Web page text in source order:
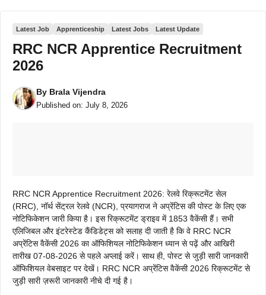
Latest Job Apprenticeship Latest Jobs Latest Update
RRC NCR Apprentice Recruitment
2026
By Brala Vijendra
Published on: July 8, 2026
RRC NCR Apprentice Recruitment 2026: रेलवे रिक्रूटमेंट सेल
(RRC), नॉर्थ सेंट्रल रेलवे (NCR), प्रयागराज ने अप्रेंटिस की पोस्ट के लिए एक
नोटिफिकेशन जारी किया है। इस रिक्रूटमेंट ड्राइव में 1853 वैकेंसी हैं। सभी
एलिजिबल और इंटरेस्टेड कैंडिडेट्स को सलाह दी जाती है कि वे RRC NCR
अप्रेंटिस वैकेंसी 2026 का ऑफिशियल नोटिफिकेशन ध्यान से पढ़ें और आखिरी
तारीख 07-08-2026 से पहले अप्लाई करें। साथ ही, पोस्ट से जुड़ी सारी जानकारी
ऑफिशियल वेबसाइट पर देखें। RRC NCR अप्रेंटिस वैकेंसी 2026 रिक्रूटमेंट से
जुड़ी सारी ज़रूरी जानकारी नीचे दी गई है।